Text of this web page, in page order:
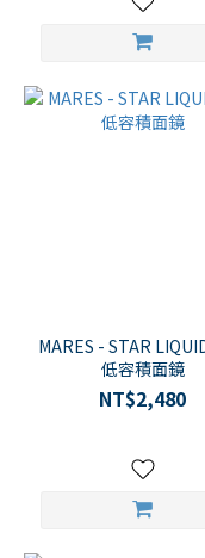
MARES - STAR
低容積面鏡
NT$2,480